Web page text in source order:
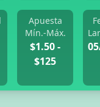
Apuesta
Mín.-Máx.
$1.50 -
$125